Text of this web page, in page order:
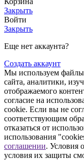
Закрыть
Войти
Закрыть
Еще нет аккаунта?
Создать аккаунт
Мы используем файлы
сайта, аналитики,
отображаемого
согласие на
cookie. Если вы не
соответствующим
отказаться от
использования
соглашении. Условия
условия их защиты